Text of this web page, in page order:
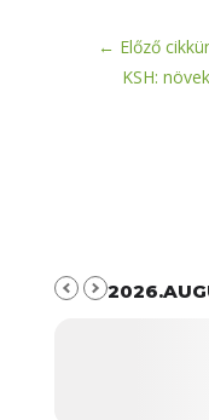
← Előző
KSH: